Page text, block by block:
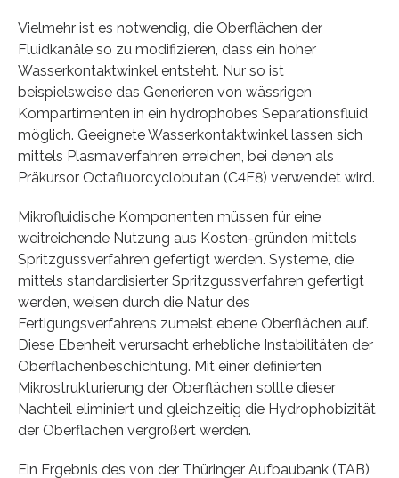
Vielmehr ist es notwendig, die Oberflächen der
Fluidkanäle so zu modifizieren, dass ein hoher
Wasserkontaktwinkel entsteht. Nur so ist
beispielsweise das Generieren von wässrigen
Kompartimenten in ein hydrophobes Separationsfluid
möglich. Geeignete Wasserkontaktwinkel lassen sich
mittels Plasmaverfahren erreichen, bei denen als
Präkursor Octafluorcyclobutan (C4F8) verwendet wird.
Mikrofluidische Komponenten müssen für eine
weitreichende Nutzung aus Kosten-gründen mittels
Spritzgussverfahren gefertigt werden. Systeme, die
mittels standardisierter Spritzgussverfahren gefertigt
werden, weisen durch die Natur des
Fertigungsverfahrens zumeist ebene Oberflächen auf.
Diese Ebenheit verursacht erhebliche Instabilitäten der
Oberflächenbeschichtung. Mit einer definierten
Mikrostrukturierung der Oberflächen sollte dieser
Nachteil eliminiert und gleichzeitig die Hydrophobizität
der Oberflächen vergrößert werden.
Ein Ergebnis des von der Thüringer Aufbaubank (TAB)